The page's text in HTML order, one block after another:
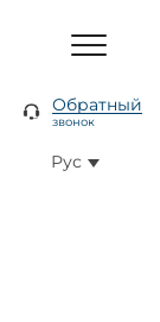
Обратный
звонок
Рус